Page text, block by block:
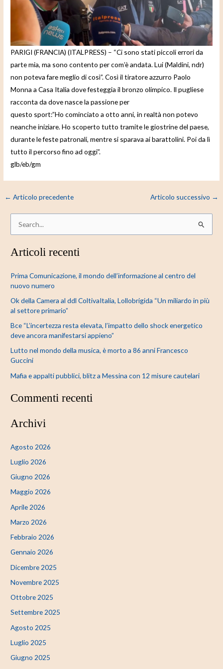
e
o
PARIGI (FRANCIA) (ITALPRESS) – “Ci sono stati piccoli errori da
parte mia, ma sono contento per com’è andata. Lui (Maldini, ndr)
non poteva fare meglio di così”. Così il tiratore azzurro Paolo
Monna a Casa Italia dove festeggia il bronzo olimpico. Il pugliese
racconta da dove nasce la passione per
questo sport:”Ho cominciato a otto anni, in realtà non potevo
neanche iniziare. Ho scoperto tutto tramite le giostrine del paese,
durante le feste patronali, mentre si sparava ai barattolini. Poi da lì
tutto il percorso fino ad oggi”.
glb/eb/gm
← Articolo precedente Articolo successivo →
r
a
Articoli recenti
Prima Comunicazione, il mondo dell’informazione al centro del
nuovo numero
Ok della Camera al ddl ColtivaItalia, Lollobrigida “Un miliardo in più
al settore primario”
Bce “L’incertezza resta elevata, l’impatto dello shock energetico
deve ancora manifestarsi appieno”
Lutto nel mondo della musica, è morto a 86 anni Francesco
Guccini
Mafia e appalti pubblici, blitz a Messina con 12 misure cautelari
Commenti recenti
Archivi
Agosto 2026
Luglio 2026
Giugno 2026
Maggio 2026
Aprile 2026
Marzo 2026
Febbraio 2026
Gennaio 2026
Dicembre 2025
Novembre 2025
Ottobre 2025
Settembre 2025
Agosto 2025
Luglio 2025
Giugno 2025